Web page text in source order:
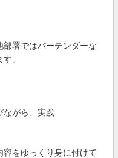
署ではバーテンダーな
。
ながら、実践
をゆっくり身に付けて